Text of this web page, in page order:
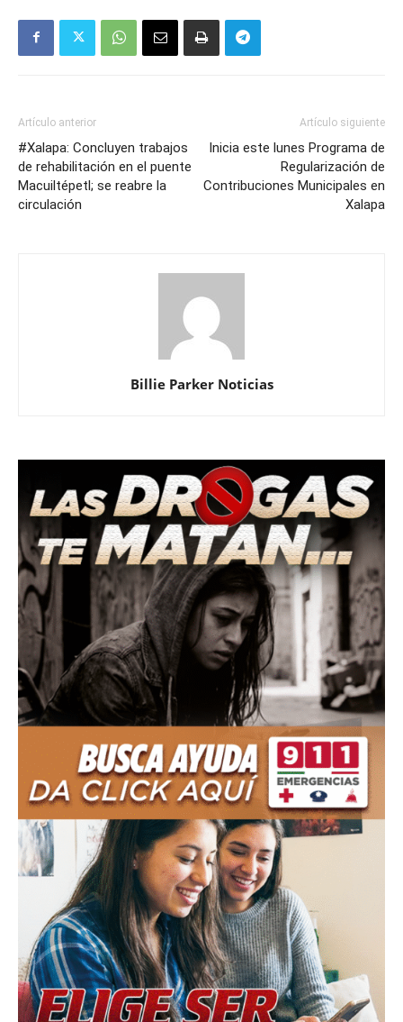
Artículo anterior
#Xalapa: Concluyen trabajos
de rehabilitación en el puente
Macuiltépetl; se reabre la
circulación
Artículo siguiente
Inicia este lunes Programa de
Regularización de
Contribuciones Municipales en
Xalapa
Billie Parker Noticias